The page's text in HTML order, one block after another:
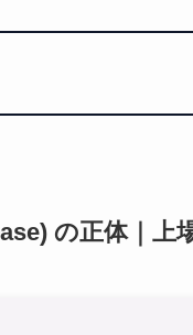
の正体｜上